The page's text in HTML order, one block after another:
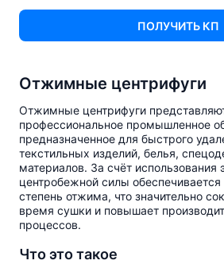
ПОЛУЧИТЬ КП
Отжимные центрифуги
Отжимные центрифуги
профессиональное промышленное
предназначенное для быстрого
текстильных изделий, белья,
материалов. За счёт использования
центробежной силы
степень отжима, что значительно
время сушки и повышает
процессов.
Что это такое